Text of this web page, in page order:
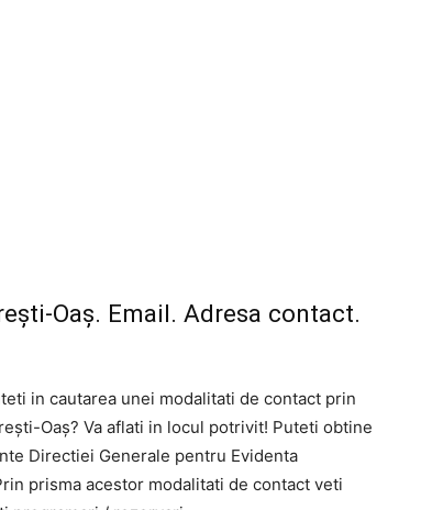
Oaș. Email. Adresa contact.
in cautarea unei modalitati de contact prin
Oaș? Va aflati in locul potrivit! Puteti obtine
Directiei Generale pentru Evidenta
prisma acestor modalitati de contact veti